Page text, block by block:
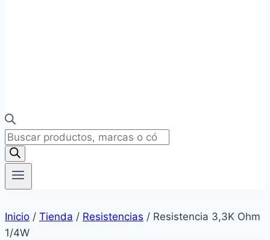
Búsqueda
de
productos
Inicio / Tienda / Resistencias / Resistencia 3,3K Ohm
1/4W